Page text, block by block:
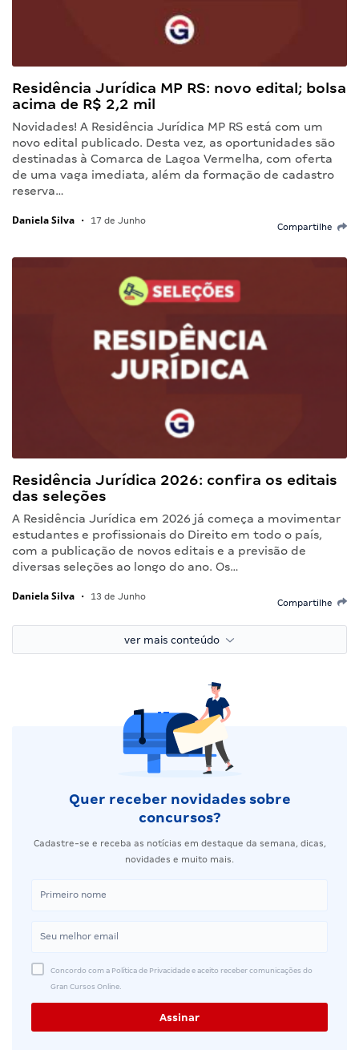
Residência Jurídica MP RS: novo edital; bolsa
acima de R$ 2,2 mil
Novidades! A Residência Jurídica MP RS está com um
novo edital publicado. Desta vez, as oportunidades são
destinadas à Comarca de Lagoa Vermelha, com oferta
de uma vaga imediata, além da formação de cadastro
reserva…
Daniela Silva • 17 de Junho
Compartilhe
Residência Jurídica 2026: confira os editais
das seleções
A Residência Jurídica em 2026 já começa a movimentar
estudantes e profissionais do Direito em todo o país,
com a publicação de novos editais e a previsão de
diversas seleções ao longo do ano. Os…
Daniela Silva • 13 de Junho
Compartilhe
ver mais conteúdo
Quer receber novidades sobre
concursos?
Cadastre-se e receba as notícias em destaque da semana, dicas,
novidades e muito mais.
Concordo com a Política de Privacidade e aceito receber comunicações do
Gran Cursos Online.